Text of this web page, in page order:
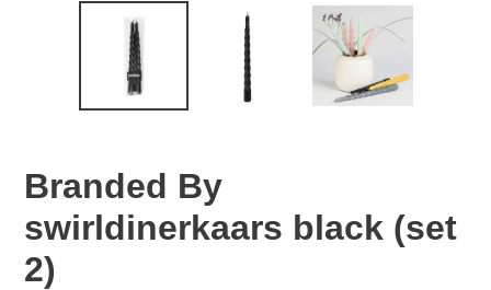
Branded By
swirldinerkaars black (set
2)